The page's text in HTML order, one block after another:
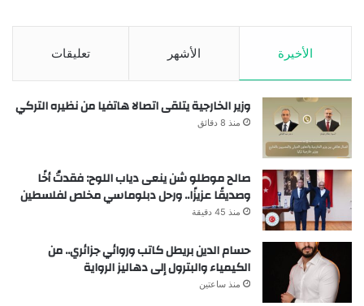
الأخيرة الأشهر تعليقات
وزير الخارجية يتلقى اتصالا هاتفيا من نظيره التركي
منذ 8 دقائق
صالح موطلو شن ينعى دياب اللوح: فقدتُ أخًا
وصديقًا عزيزًا.. ورحل دبلوماسي مخلص لفلسطين
منذ 45 دقيقة
حسام الدين بريطل كاتب وروائي جزائري.. من
الكيمياء والبترول إلى دهاليز الرواية
منذ ساعتين